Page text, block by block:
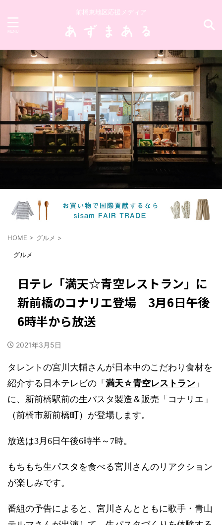
前橋東地区応援メディア
HOME > グルメ >
グルメ
日テレ「満天☆青空レストラン」に
新前橋のコナリエ登場 3月6日午後
6時半から放送
2021年3月5日
タレントの宮川大輔さんが日本中のこだわり食材を
紹介する日本テレビの「 満天☆青空レストラン 」
に、新前橋駅前の生パスタ製造＆販売「コナリエ」
（前橋市新前橋町）が登場します。
放送は3月6日午後6時半～7時。
もちもち生パスタを食べる宮川さんのリアクション
が楽しみです。
番組の予告によると、宮川さんとともに歌手・青山